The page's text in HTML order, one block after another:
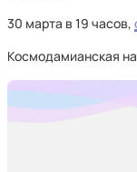
30 марта в 19 часов,
Космодамианская